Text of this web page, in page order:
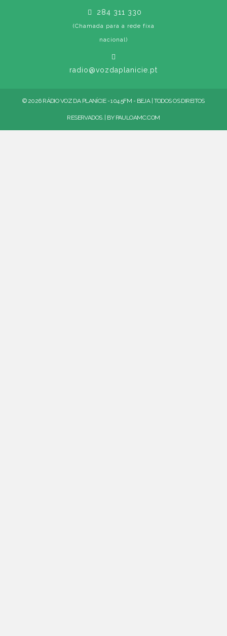
284 311 330
(Chamada para a rede fixa
nacional)
radio@vozdaplanicie.pt
© 2026 RÁDIO VOZ DA PLANÍCIE - 104.5FM - BEJA | TODOS OS DIREITOS
RESERVADOS. | BY PAULOAMC.COM